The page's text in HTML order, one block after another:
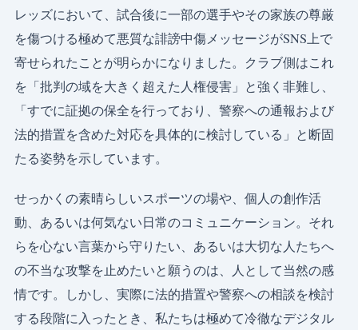
レッズにおいて、試合後に一部の選手やその家族の尊厳
を傷つける極めて悪質な誹謗中傷メッセージがSNS上で
寄せられたことが明らかになりました。クラブ側はこれ
を「批判の域を大きく超えた人権侵害」と強く非難し、
「すでに証拠の保全を行っており、警察への通報および
法的措置を含めた対応を具体的に検討している」と断固
たる姿勢を示しています。
せっかくの素晴らしいスポーツの場や、個人の創作活
動、あるいは何気ない日常のコミュニケーション。それ
らを心ない言葉から守りたい、あるいは大切な人たちへ
の不当な攻撃を止めたいと願うのは、人として当然の感
情です。しかし、実際に法的措置や警察への相談を検討
する段階に入ったとき、私たちは極めて冷徹なデジタル